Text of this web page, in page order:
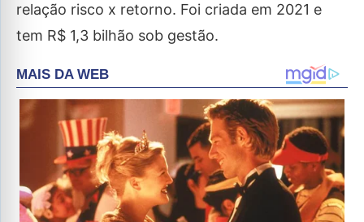
relação risco x retorno. Foi criada em 2021 e
tem R$ 1,3 bilhão sob gestão.